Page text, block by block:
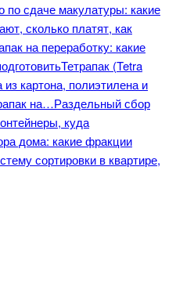
по сдаче макулатуры: какие
сколько платят, как
на переработку: какие
Тетрапак (Tetra
картона, полиэтилена и
на…Раздельный сбор
куда
дома: какие фракции
сортировки в квартире,